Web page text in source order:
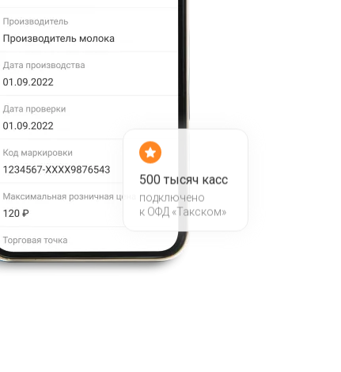
500 тысяч касс
подключено
к ОФД «Такском»